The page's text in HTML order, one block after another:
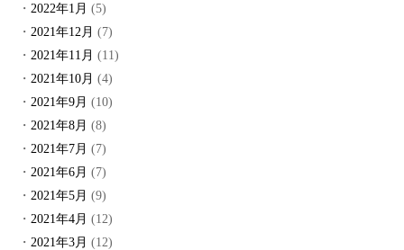
2022年1月 (5)
2021年12月 (7)
2021年11月 (11)
2021年10月 (4)
2021年9月 (10)
2021年8月 (8)
2021年7月 (7)
2021年6月 (7)
2021年5月 (9)
2021年4月 (12)
2021年3月 (12)